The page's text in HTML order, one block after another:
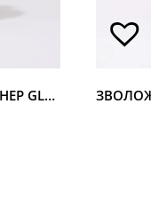
ЗВОЛОЖУЮЧИЙ КОНДИЦІОНЕР GLOSS.ME